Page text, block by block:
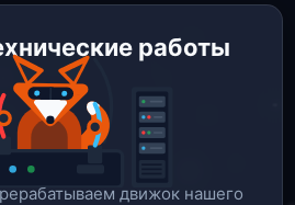
работы
движок нашего